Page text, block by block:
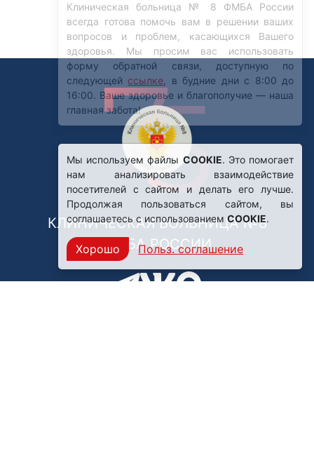
КЛИНИЧЕСКАЯ БОЛЬНИЦА №8
ФМБА РОССИИ
Мы используем файлы COOKIE. Это помогает
нам анализировать взаимодействие
посетителей с сайтом и делать его лучше.
Продолжая пользоваться сайтом, вы
соглашаетесь с использованиемCOOKIE.
Хорошо Польз. соглашение